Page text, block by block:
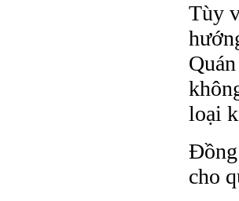
Tùy
loại
cho